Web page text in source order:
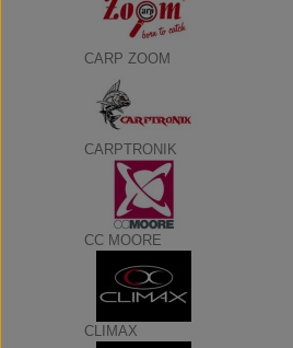
CARP ZOOM
CARPTRONIK
CC MOORE
CLIMAX